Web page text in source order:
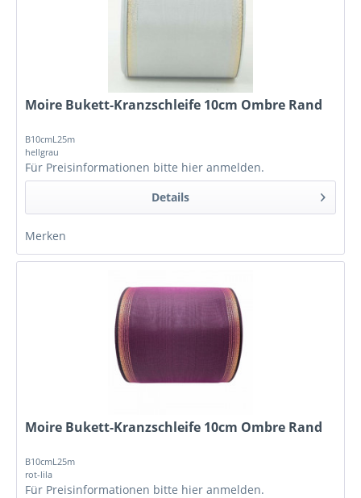
Moire Bukett-Kranzschleife 10cm Ombre Rand
B10cmL25m
hellgrau
Für Preisinformationen bitte hier anmelden.
Details
Merken
Moire Bukett-Kranzschleife 10cm Ombre Rand
B10cmL25m
rot-lila
Für Preisinformationen bitte hier anmelden.